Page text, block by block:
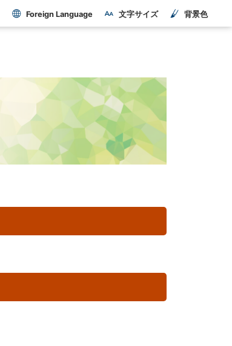
Foreign Language 文字サイズ 背景色